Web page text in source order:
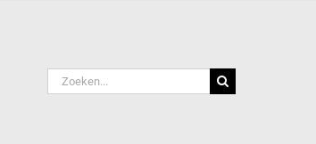
Zoeken
naar: